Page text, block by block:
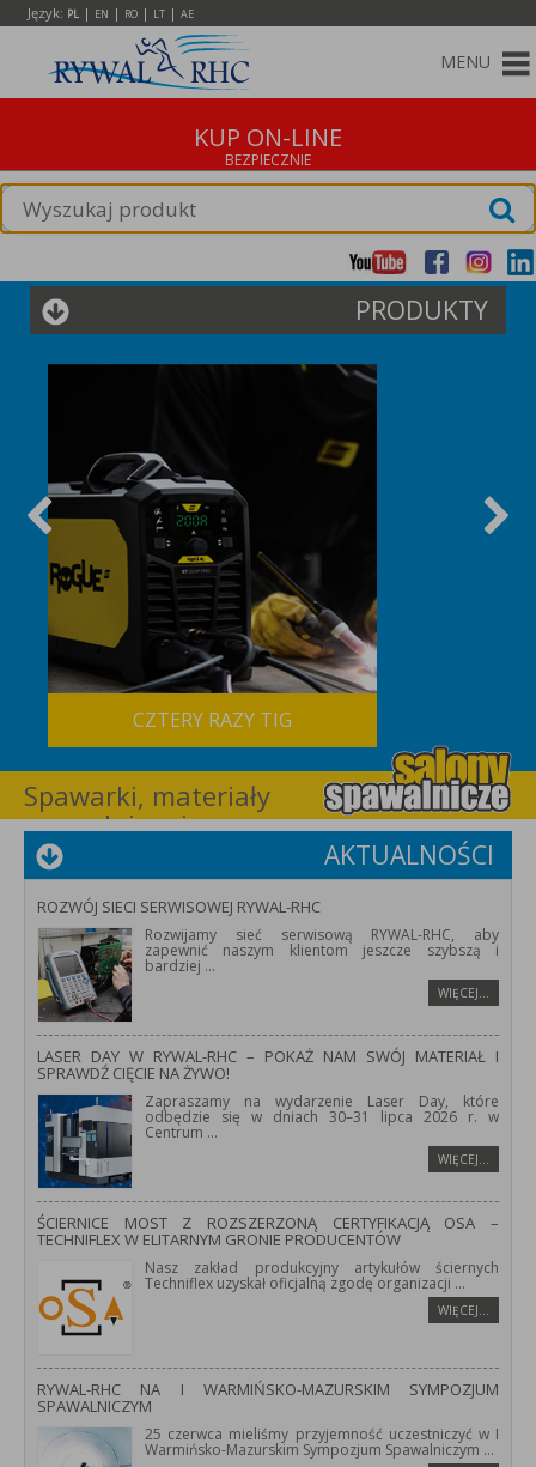
Język: PL | EN | RO | LT | AE
MENU
KUP ON-LINE
PRODUKTY
CZTERY RAZY TIG
Spawarki, materiały
spawalnicze i
wyposażenie dla
spawalnictwa –
RYWAL-RHC
AKTUALNOŚCI
ROZWÓJ SIECI SERWISOWEJ RYWAL-RHC
Rozwijamy sieć serwisową RYWAL-RHC, aby
zapewnić naszym klientom jeszcze szybszą i
bardziej ...
WIĘCEJ…
LASER DAY W RYWAL-RHC – POKAŻ NAM SWÓJ MATERIAŁ I
SPRAWDŹ CIĘCIE NA ŻYWO!
Zapraszamy na wydarzenie Laser Day, które
odbędzie się w dniach 30–31 lipca 2026 r. w
Centrum ...
WIĘCEJ…
ŚCIERNICE MOST Z ROZSZERZONĄ CERTYFIKACJĄ OSA –
TECHNIFLEX W ELITARNYM GRONIE PRODUCENTÓW
Nasz zakład produkcyjny artykułów ściernych
Techniflex uzyskał oficjalną zgodę organizacji ...
WIĘCEJ…
RYWAL-RHC NA I WARMIŃSKO-MAZURSKIM SYMPOZJUM
SPAWALNICZYM
25 czerwca mieliśmy przyjemność uczestniczyć w I
Warmińsko-Mazurskim Sympozjum Spawalniczym ...